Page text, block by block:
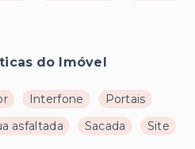
do Imóvel
Interfone
Portais
asfaltada Sacada Site